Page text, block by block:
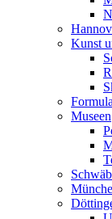
Kunst
Museen